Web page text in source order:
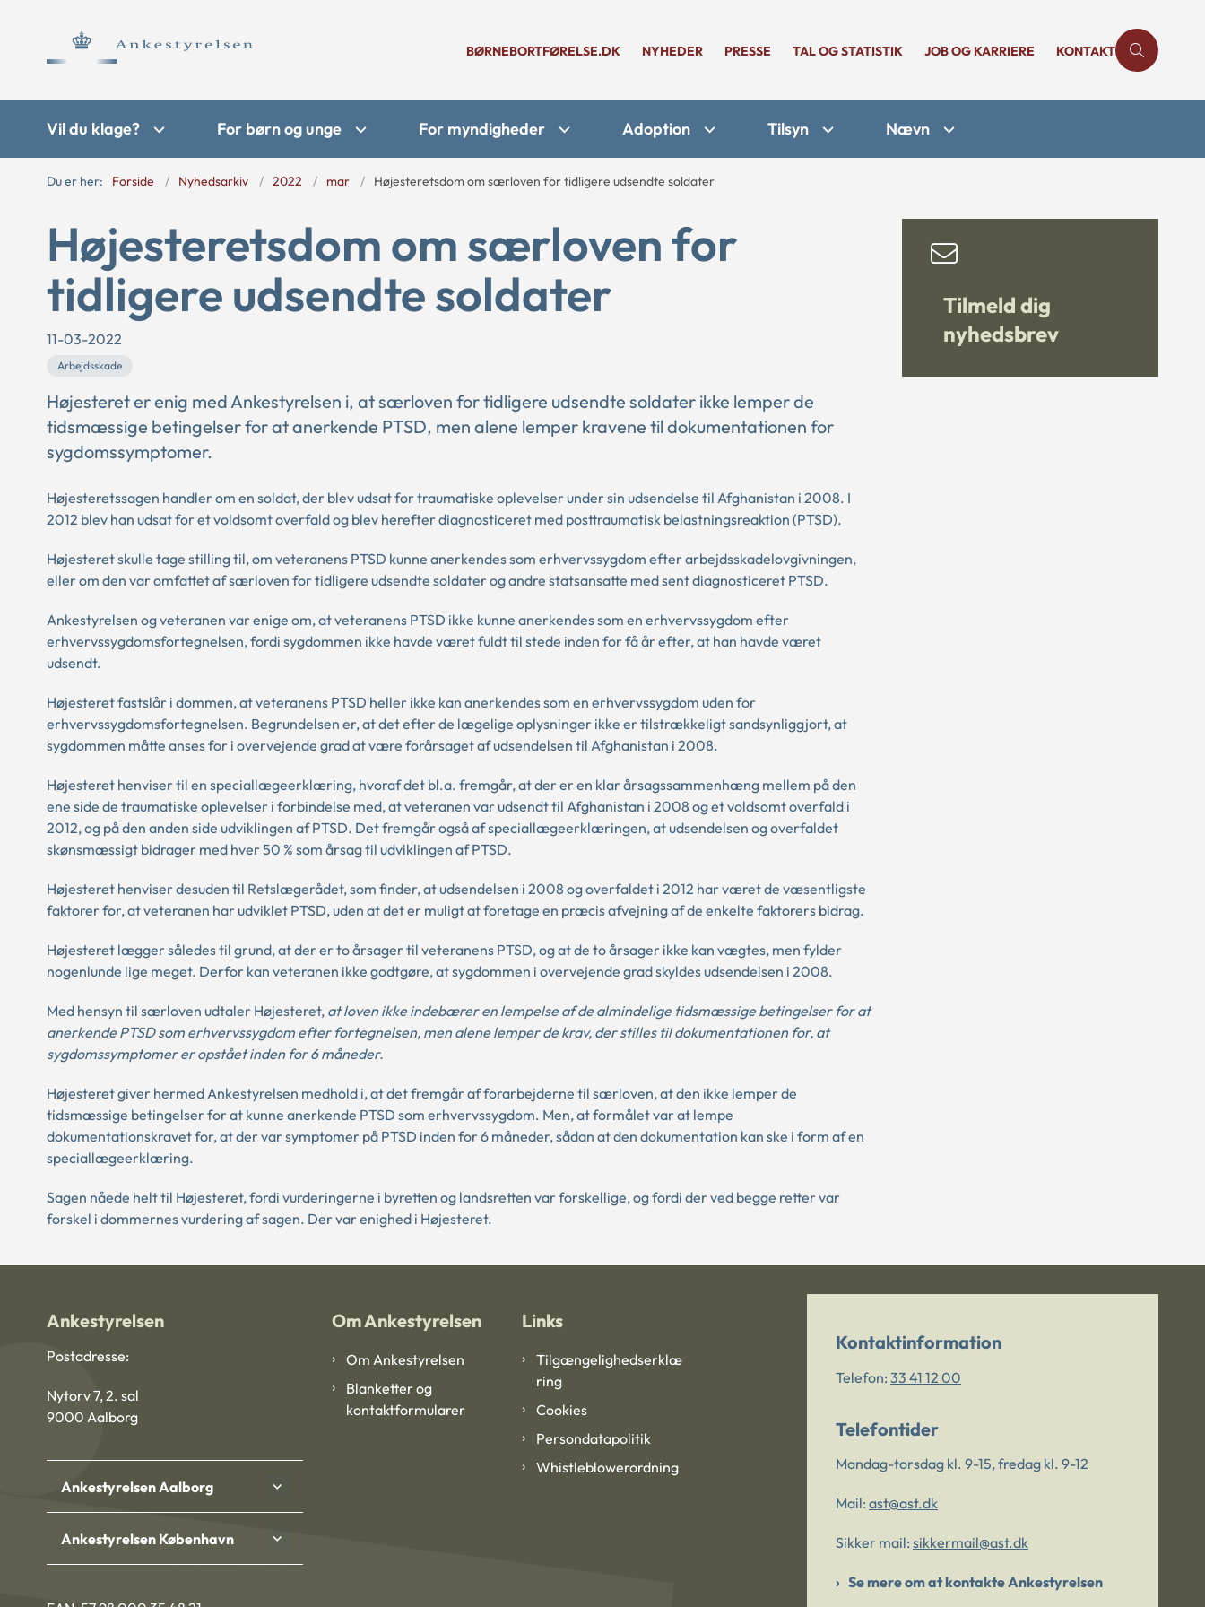
BØRNEBORTFØRELSE.DK NYHEDER PRESSE TAL OG STATISTIK JOB OG KARRIERE KONTAKT
Vil du klage? For børn og unge For myndigheder Adoption Tilsyn Nævn
Du er her: Forside Nyhedsarkiv 2022 mar Højesteretsdom om særloven for tidligere udsendte soldater
Højesteretsdom om særloven for
tidligere udsendte soldater
11-03-2022
Arbejdsskade
Højesteret er enig med Ankestyrelsen i, at særloven for tidligere udsendte soldater ikke lemper de
tidsmæssige betingelser for at anerkende PTSD, men alene lemper kravene til dokumentationen for
sygdomssymptomer.
Højesteretssagen handler om en soldat, der blev udsat for traumatiske oplevelser under sin udsendelse til Afghanistan i 2008. I
2012 blev han udsat for et voldsomt overfald og blev herefter diagnosticeret med posttraumatisk belastningsreaktion (PTSD).
Højesteret skulle tage stilling til, om veteranens PTSD kunne anerkendes som erhvervssygdom efter arbejdsskadelovgivningen,
eller om den var omfattet af særloven for tidligere udsendte soldater og andre statsansatte med sent diagnosticeret PTSD.
Ankestyrelsen og veteranen var enige om, at veteranens PTSD ikke kunne anerkendes som en erhvervssygdom efter
erhvervssygdomsfortegnelsen, fordi sygdommen ikke havde været fuldt til stede inden for få år efter, at han havde været
udsendt.
Højesteret fastslår i dommen, at veteranens PTSD heller ikke kan anerkendes som en erhvervssygdom uden for
erhvervssygdomsfortegnelsen. Begrundelsen er, at det efter de lægelige oplysninger ikke er tilstrækkeligt sandsynliggjort, at
sygdommen måtte anses for i overvejende grad at være forårsaget af udsendelsen til Afghanistan i 2008.
Højesteret henviser til en speciallægeerklæring, hvoraf det bl.a. fremgår, at der er en klar årsagssammenhæng mellem på den
ene side de traumatiske oplevelser i forbindelse med, at veteranen var udsendt til Afghanistan i 2008 og et voldsomt overfald i
2012, og på den anden side udviklingen af PTSD. Det fremgår også af speciallægeerklæringen, at udsendelsen og overfaldet
skønsmæssigt bidrager med hver 50 % som årsag til udviklingen af PTSD.
Højesteret henviser desuden til Retslægerådet, som finder, at udsendelsen i 2008 og overfaldet i 2012 har været de væsentligste
faktorer for, at veteranen har udviklet PTSD, uden at det er muligt at foretage en præcis afvejning af de enkelte faktorers bidrag.
Højesteret lægger således til grund, at der er to årsager til veteranens PTSD, og at de to årsager ikke kan vægtes, men fylder
nogenlunde lige meget. Derfor kan veteranen ikke godtgøre, at sygdommen i overvejende grad skyldes udsendelsen i 2008.
Med hensyn til særloven udtaler Højesteret, at loven ikke indebærer en lempelse af de almindelige tidsmæssige betingelser for at
anerkende PTSD som erhvervssygdom efter fortegnelsen, men alene lemper de krav, der stilles til dokumentationen for, at
sygdomssymptomer er opstået inden for 6 måneder.
Højesteret giver hermed Ankestyrelsen medhold i, at det fremgår af forarbejderne til særloven, at den ikke lemper de
tidsmæssige betingelser for at kunne anerkende PTSD som erhvervssygdom. Men, at formålet var at lempe
dokumentationskravet for, at der var symptomer på PTSD inden for 6 måneder, sådan at den dokumentation kan ske i form af en
speciallægeerklæring.
Sagen nåede helt til Højesteret, fordi vurderingerne i byretten og landsretten var forskellige, og fordi der ved begge retter var
forskel i dommernes vurdering af sagen. Der var enighed i Højesteret.
Tilmeld dig
nyhedsbrev
Ankestyrelsen
Postadresse:
Nytorv 7, 2. sal
9000 Aalborg
Ankestyrelsen Aalborg
Ankestyrelsen København
Om Ankestyrelsen
Om Ankestyrelsen
Blanketter og
kontaktformularer
Links
Tilgængelighedserklæ
ring
Cookies
Persondatapolitik
Whistleblowerordning
Kontaktinformation
Telefon: 33 41 12 00
Telefontider
Mandag-torsdag kl. 9-15, fredag kl. 9-12
Mail: ast@ast.dk
Sikker mail: sikkermail@ast.dk
Se mere om at kontakte Ankestyrelsen